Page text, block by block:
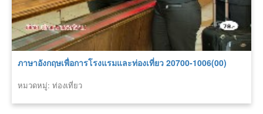
ภาษาอังกฤษเพื่อการโรงแรมและท่องเที่ยว 20700-1006(00)
หมวดหมู่: ท่องเที่ยว